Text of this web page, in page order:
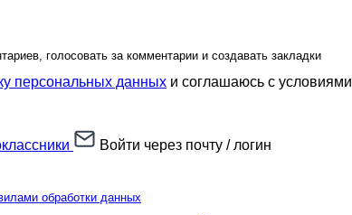
голосовать за комментарии и создавать закладки
персональных данных и соглашаюсь с условиями
Войти через почту / логин
обработки данных